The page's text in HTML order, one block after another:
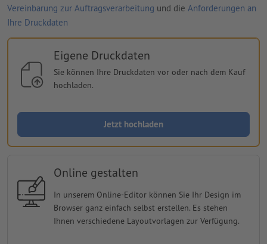
Vereinbarung zur Auftragsverarbeitung und die Anforderungen an
Ihre Druckdaten
Eigene Druckdaten
Sie können Ihre Druckdaten vor oder nach dem Kauf
hochladen.
Jetzt hochladen
Online gestalten
In unserem Online-Editor können Sie Ihr Design im
Browser ganz einfach selbst erstellen. Es stehen
Ihnen verschiedene Layoutvorlagen zur Verfügung.